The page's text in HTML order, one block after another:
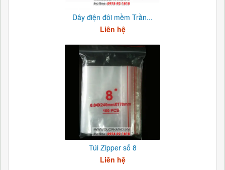
Dây điện đôi mềm Trần...
Liên hệ
Túi Zipper số 8
Liên hệ